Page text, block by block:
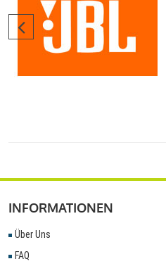
INFORMATIONEN
Über Uns
FAQ